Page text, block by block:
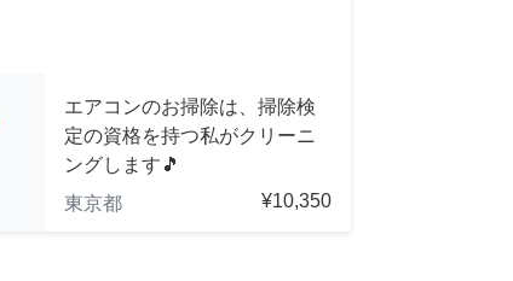
エアコンのお掃除は、掃除検
定の資格を持つ私がクリーニ
ングします🎵
東京都
¥10,350